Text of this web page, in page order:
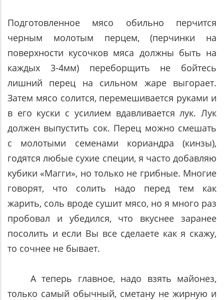
Подготовленное мясо обильно перчится
черным молотым перцем, (перчинки на
поверхности кусочков мяса должны быть на
каждых 3-4мм) переборщить не бойтесь
лишний перец на сильном жаре выгорает.
Затем мясо солится, перемешивается руками и
в его куски с усилием вдавливается лук. Лук
должен выпустить сок. Перец можно смешать
с молотыми семенами кориандра (кинзы),
годятся любые сухие специи, я часто добавляю
кубики «Магги», но только не грибные. Многие
говорят, что солить надо перед тем как
жарить, соль вроде сушит мясо, но я много раз
пробовал и убедился, что вкуснее заранее
посолить и если Вы все сделаете как я скажу,
то сочнее не бывает.
А теперь главное, надо взять майонез,
только самый обычный, сметану не жирную и